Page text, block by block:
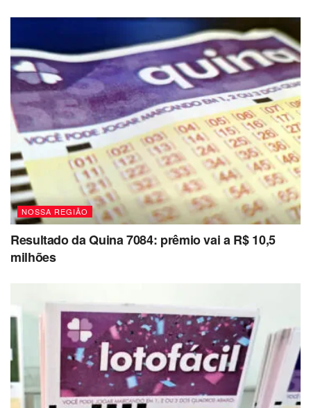
NOSSA REGIÃO
Resultado da Quina 7084: prêmio vai a R$ 10,5
milhões